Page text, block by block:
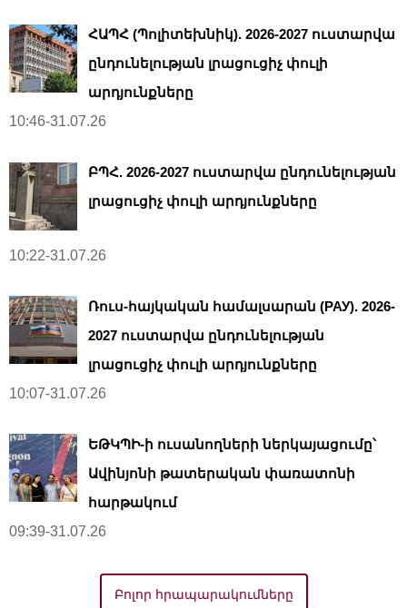
ՀԱՊՀ (Պոլիտեխնիկ). 2026-2027 ուստարվա
ընդունելության լրացուցիչ փուլի
արդյունքները
10:46-31.07.26
ԲՊՀ. 2026-2027 ուստարվա ընդունելության
լրացուցիչ փուլի արդյունքները
10:22-31.07.26
Ռուս-հայկական համալսարան (РАУ). 2026-
2027 ուստարվա ընդունելության
լրացուցիչ փուլի արդյունքները
10:07-31.07.26
ԵԹԿՊԻ-ի ուսանողների ներկայացումը՝
Ավինյոնի թատերական փառատոնի
հարթակում
09:39-31.07.26
Բոլոր հրապարակումները